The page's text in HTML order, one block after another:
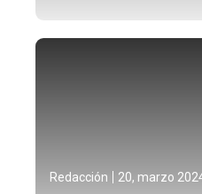
Redacción 20, marzo